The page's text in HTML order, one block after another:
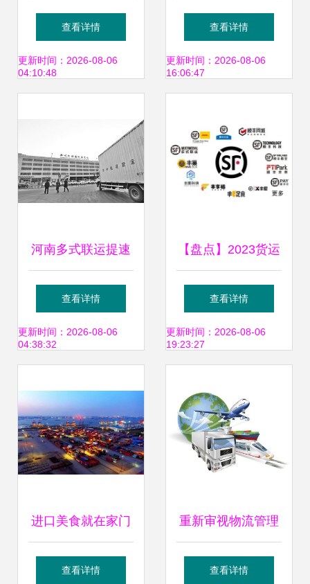
四方物流多式联运
业务，打造全供应
查看详情
更新时间：2026-08-06
04:10:48
不是你每天的样
子？多式联运服务
查看详情
更新时间：2026-08-06
16:06:47
河南多式联运提速
急行 打造现代物流
新引擎
查看详情
更新时间：2026-08-06
04:38:32
【盘点】2023货运
生态专题之一 顺丰
控股 多式联运服务
查看详情
更新时间：2026-08-06
19:23:27
进口美食就在家门
口！江阴进境肉类
查看详情
重新审视物流管理
专业 多式联运的真
查看详情